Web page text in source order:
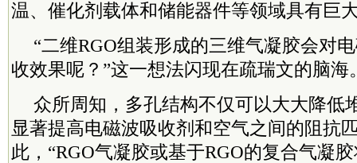
温、催化剂载体和储能器件等领域具有巨
“二维RGO组装形成的三维气凝胶会对
收效果呢？”这一想法闪现在疏瑞文的脑海
众所周知，多孔结构不仅可以大大降低
显著提高电磁波吸收剂和空气之间的阻抗
此，“RGO气凝胶或基于RGO的复合气凝